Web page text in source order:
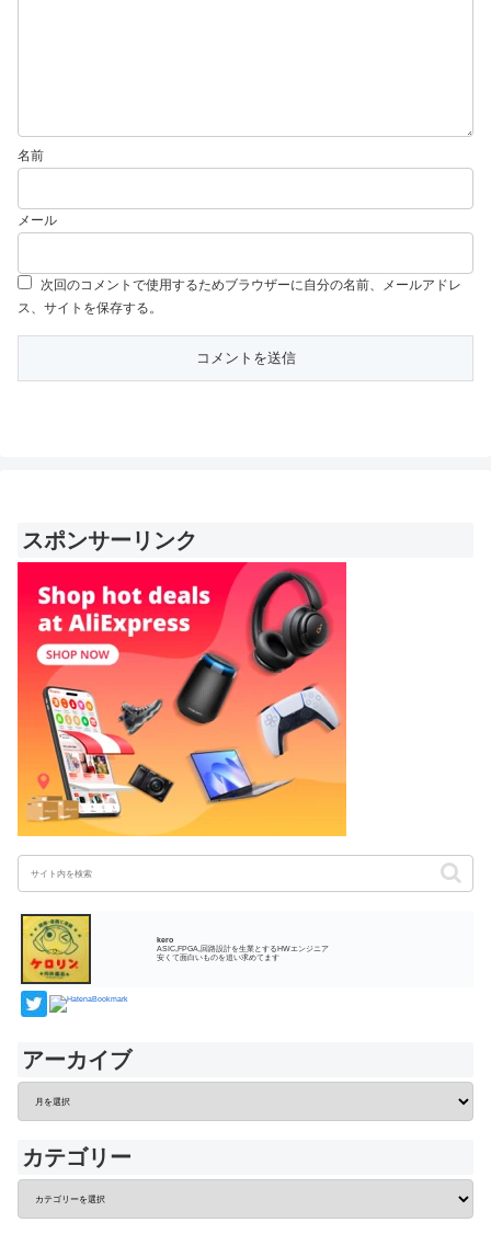
名前
メール
次回のコメントで使用するためブラウザーに自分の名前、メールアドレ
ス、サイトを保存する。
スポンサーリンク
kero
ASIC,FPGA,回路設計を生業とするHWエンジニア
安くて面白いものを追い求めてます
アーカイブ
カテゴリー